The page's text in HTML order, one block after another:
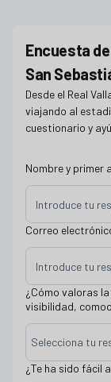
Encuesta
San
Desde el Real
viajando al
cuestionario y
Nombre y primer
Correo
¿Cómo valoras
visibilidad,
Selecciona tu
¿Te ha sido fácil